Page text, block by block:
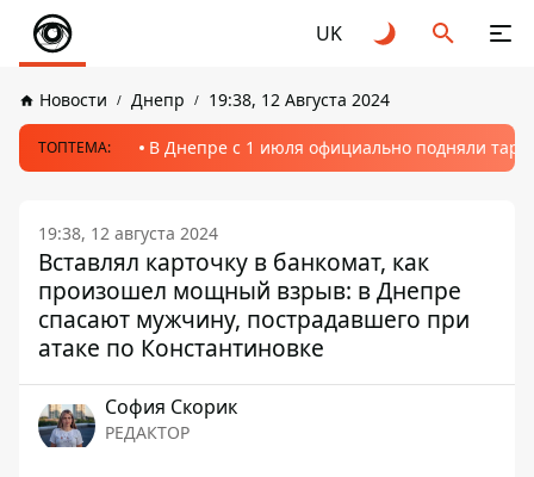
UK
Новости Днепр 19:38, 12 Августа 2024
ТОПТЕМА: В Днепре с 1 июля официально подняли
19:38, 12 августа 2024
Вставлял карточку в банкомат, как
произошел мощный взрыв: в Днепре
спасают мужчину, пострадавшего при
атаке по Константиновке
София Скорик
РЕДАКТОР